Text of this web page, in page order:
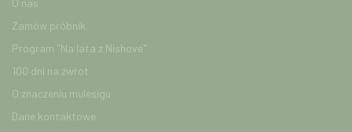
Zamów próbnik
Program "Na lata z Nishove"
100 dni na zwrot
O znaczeniu mulesigu
Dane kontaktowe